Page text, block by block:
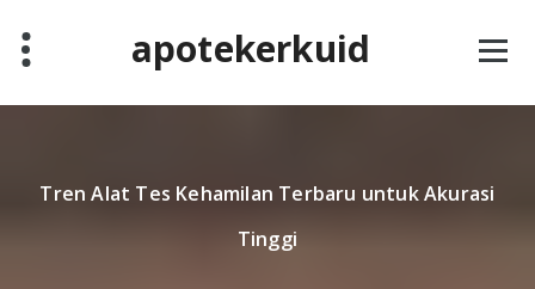
content
apotekerkuid
Tren Alat Tes Kehamilan Terbaru untuk Akurasi
Tinggi